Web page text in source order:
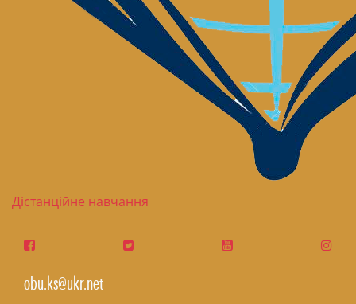
Дістанційне навчання
obu.ks@ukr.net